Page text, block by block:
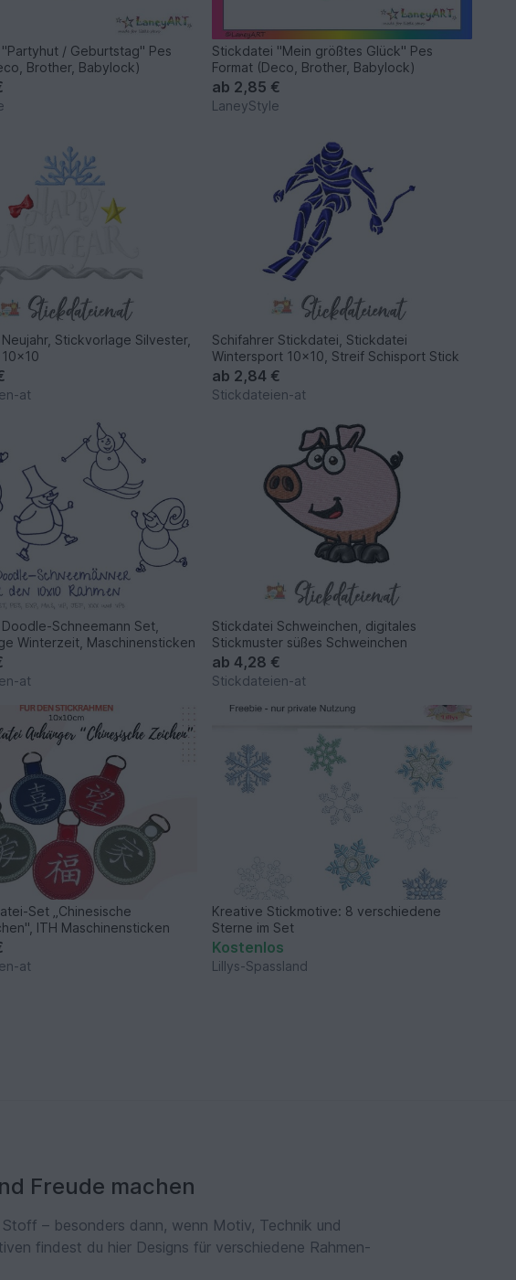
/ Geburtstag" Pes
Brother, Babylock)
Stickdatei "Mein größtes Glück" Pes
Format (Deco, Brother, Babylock)
ab 2,85 €
LaneyStyle
Stickvorlage Silvester,
at
Schifahrer Stickdatei, Stickdatei
Wintersport 10x10, Streif Schisport Stick
ab 2,84 €
Stickdateien-at
Schneemann Set,
Winterzeit, Maschinensticken
at
Stickdatei Schweinchen, digitales
Stickmuster süßes Schweinchen
ab4,28 €
Stickdateien-at
Set „Chinesische
ITH Maschinensticken
at
Kreative Stickmotive: 8 verschiedene
Sterne im Set
Kostenlos
Lillys-Spassland
Freude machen
– besonders dann, wenn Motiv, Technik und
findest du hier Designs für verschiedene Rahmen-